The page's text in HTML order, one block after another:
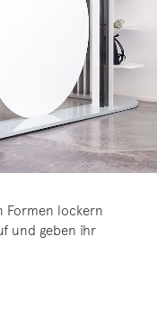
Formen lockern
und geben ihr